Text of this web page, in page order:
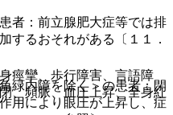
痙攣、歩行障害、言語障
、頻脈、血圧上昇、全身紅
者：前立腺肥大症等では排
するおそれがある〔１１．
緑内障を除く＞の患者：閉
用により眼圧が上昇し、症